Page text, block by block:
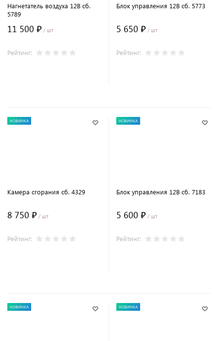
Нагнетатель воздуха 12В сб.
5789
11 500 ₽ / шт
Рейтинг:
Блок управления 12В сб. 5773
5 650 ₽ / шт
Рейтинг:
НОВИНКА
Камера сгорания сб. 4329
8 750 ₽ / шт
Рейтинг:
НОВИНКА
Блок управления 12В сб. 7183
5 600 ₽ / шт
Рейтинг:
НОВИНКА НОВИНКА